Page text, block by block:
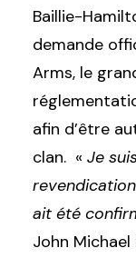
Baillie-
demande
Arms, le
afin d’être
clan. « Je
ait été
John